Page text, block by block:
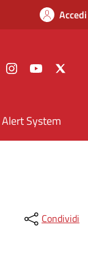
FacebookInstagramYouTube
Alert System
Condividi